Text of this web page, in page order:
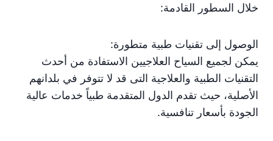
خلال السطور القادمة:
الوصول إلى تقنيات طبية متطورة:
يمكن لجميع السياح العلاجيين الاستفادة من أحدث
التقنيات الطبية والعلاجية التى قد لا تتوفر في بلدانهم
الأصلية، حيث تقدم الدول المتقدمة طبياً خدمات عالية
الجودة بأسعار تنافسية.